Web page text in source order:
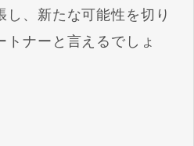
し、新たな可能性を切り
トナーと言えるでしょ